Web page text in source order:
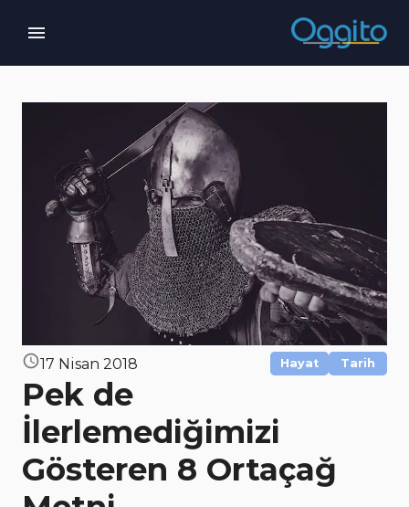
17 Nisan 2018 Hayat Tarih
Pek de
İlerlemediğimizi
Gösteren 8 Ortaçağ